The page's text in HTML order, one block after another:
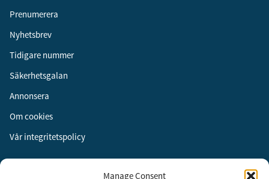
Manage Consent
Prenumerera
Nyhetsbrev
Tidigare nummer
Säkerhetsgalan
Annonsera
Om cookies
Vår integritetspolicy